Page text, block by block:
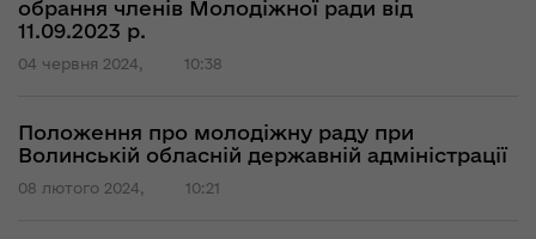
обрання членів Молодіжної ради від
11.09.2023 р.
04 червня 2024, 10:38
Положення про молодіжну раду при
Волинській обласній державній адміністрації
08 лютого 2024, 10:21